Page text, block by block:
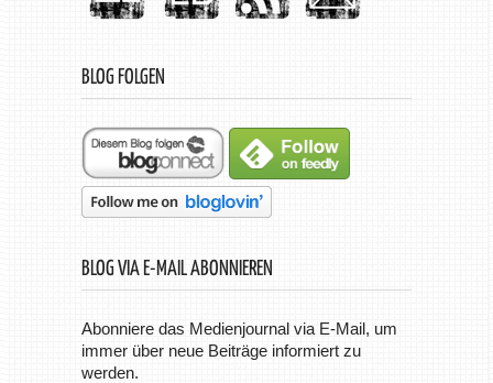
BLOG FOLGEN
BLOG VIA E-MAIL ABONNIEREN
Abonniere das Medienjournal via E-Mail, um
immer über neue Beiträge informiert zu
werden.